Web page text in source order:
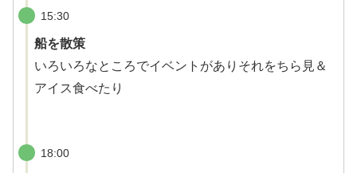
15:30
船を散策
いろいろなところでイベントがありそれをちら見＆
アイス食べたり
18:00